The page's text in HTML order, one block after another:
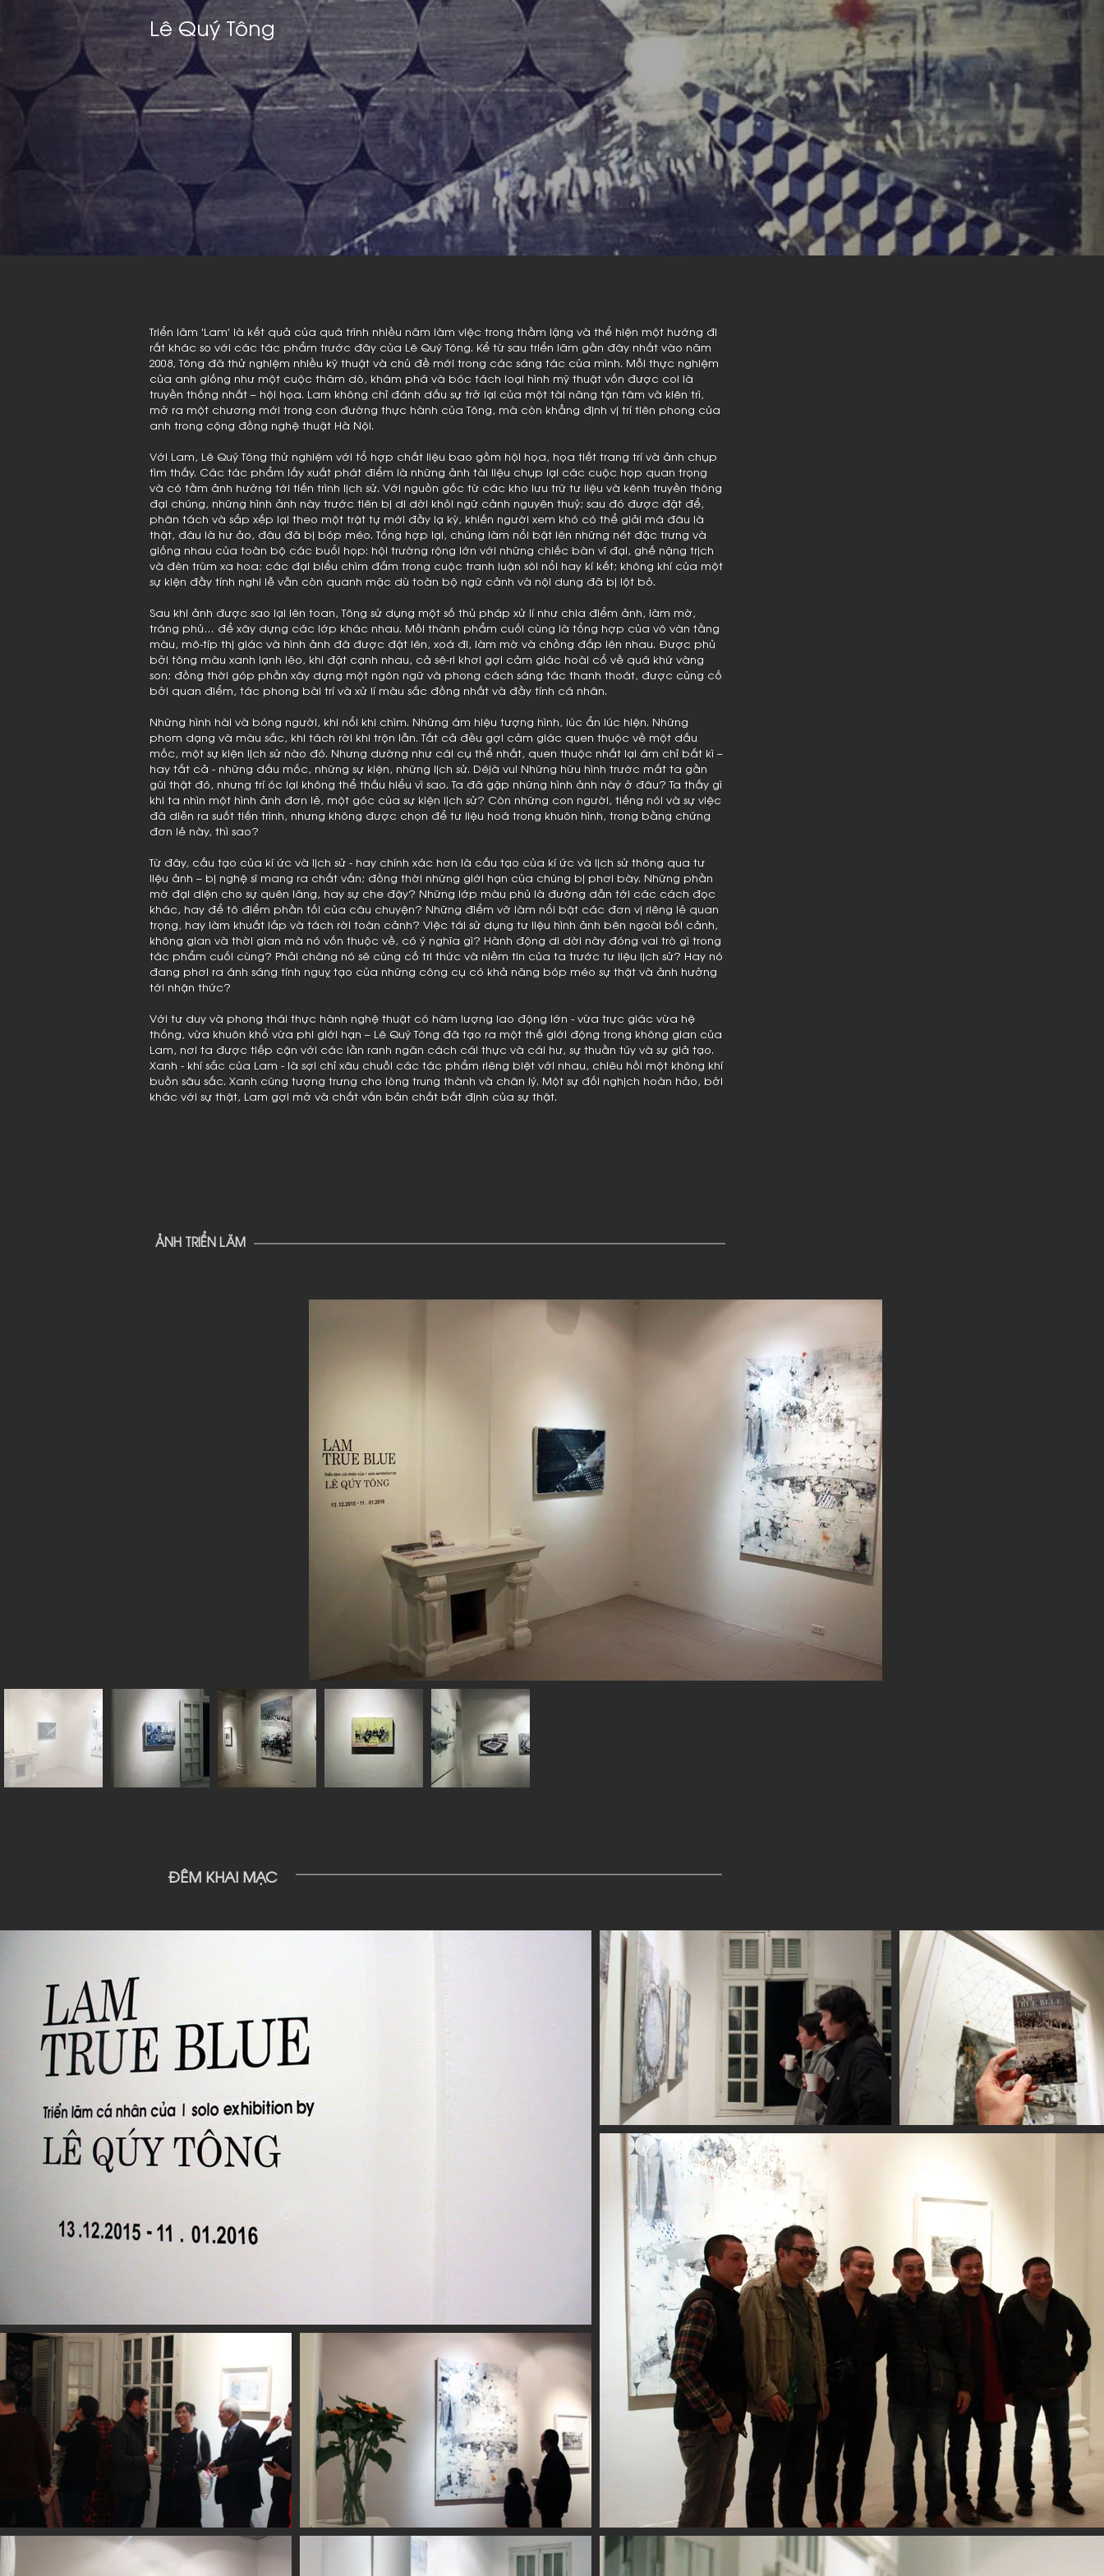
Lê Quý Tông
Triển lãm 'Lam' là kết quả của quá trình nhiều năm làm việc trong thầm lặng và thể hiện một hướng đi
rất khác so với các tác phẩm trước đây của Lê Quý Tông. Kể từ sau triển lãm gần đây nhất vào năm
2008, Tông đã thử nghiệm nhiều kỹ thuật và chủ đề mới trong các sáng tác của mình. Mỗi thực nghiệm
của anh giống như một cuộc thăm dò, khám phá và bóc tách loại hình mỹ thuật vốn được coi là
truyền thống nhất – hội họa. Lam không chỉ đánh dấu sự trở lại của một tài năng tận tâm và kiên trì,
mở ra một chương mới trong con đường thực hành của Tông, mà còn khẳng định vị trí tiên phong của
anh trong cộng đồng nghệ thuật Hà Nội.
Với Lam, Lê Quý Tông thử nghiệm với tổ hợp chất liệu bao gồm hội họa, họa tiết trang trí và ảnh chụp
tìm thấy. Các tác phẩm lấy xuất phát điểm là những ảnh tài liệu chụp lại các cuộc họp quan trọng
và có tầm ảnh hưởng tới tiến trình lịch sử. Với nguồn gốc từ các kho lưu trữ tư liệu và kênh truyền thông
đại chúng, những hình ảnh này trước tiên bị di dời khỏi ngữ cảnh nguyên thuỷ; sau đó được đặt để,
phân tách và sắp xếp lại theo một trật tự mới đầy lạ kỳ, khiến người xem khó có thể giải mã đâu là
thật, đâu là hư ảo, đâu đã bị bóp méo. Tổng hợp lại, chúng làm nổi bật lên những nét đặc trưng và
giống nhau của toàn bộ các buổi họp: hội trường rộng lớn với những chiếc bàn vĩ đại, ghế nặng trịch
và đèn trùm xa hoa; các đại biểu chìm đắm trong cuộc tranh luận sôi nổi hay kí kết; không khí của một
sự kiện đầy tính nghi lễ vẫn còn quanh mặc dù toàn bộ ngữ cảnh và nội dung đã bị lột bỏ.
Sau khi ảnh được sao lại lên toan, Tông sử dụng một số thủ pháp xử lí như chia điểm ảnh, làm mờ,
tráng phủ… để xây dựng các lớp khác nhau. Mỗi thành phẩm cuối cùng là tổng hợp của vô vàn tầng
màu, mô-típ thị giác và hình ảnh đã được đặt lên, xoá đi, làm mờ và chồng đắp lên nhau. Được phủ
bởi tông màu xanh lạnh lẽo, khi đặt cạnh nhau, cả sê-ri khơi gợi cảm giác hoài cổ về quá khứ vàng
son; đồng thời góp phần xây dựng một ngôn ngữ và phong cách sáng tác thanh thoát, được củng cố
bởi quan điểm, tác phong bài trí và xử lí màu sắc đồng nhất và đầy tính cá nhân.
Những hình hài và bóng người, khi nổi khi chìm. Những ám hiệu tượng hình, lúc ẩn lúc hiện. Những
phom dạng và màu sắc, khi tách rời khi trộn lẫn. Tất cả đều gợi cảm giác quen thuộc về một dấu
mốc, một sự kiện lịch sử nào đó. Nhưng dường như cái cụ thể nhất, quen thuộc nhất lại ám chỉ bất kì –
hay tất cả - những dấu mốc, những sự kiện, những lịch sử. Déjà vu! Những hữu hình trước mắt ta gần
gũi thật đó, nhưng trí óc lại không thể thấu hiểu vì sao. Ta đã gặp những hình ảnh này ở đâu? Ta thấy gì
khi ta nhìn một hình ảnh đơn lẻ, một góc của sự kiện lịch sử? Còn những con người, tiếng nói và sự việc
đã diễn ra suốt tiến trình, nhưng không được chọn để tư liệu hoá trong khuôn hình, trong bằng chứng
đơn lẻ này, thì sao?
Từ đây, cấu tạo của kí ức và lịch sử - hay chính xác hơn là cấu tạo của kí ức và lịch sử thông qua tư
liệu ảnh – bị nghệ sĩ mang ra chất vấn; đồng thời những giới hạn của chúng bị phơi bày. Những phần
mờ đại diện cho sự quên lãng, hay sự che đậy? Những lớp màu phủ là đường dẫn tới các cách đọc
khác, hay để tô điểm phần tối của câu chuyện? Những điểm vỡ làm nổi bật các đơn vị riêng lẻ quan
trọng, hay làm khuất lấp và tách rời toàn cảnh? Việc tái sử dụng tư liệu hình ảnh bên ngoài bối cảnh,
không gian và thời gian mà nó vốn thuộc về, có ý nghĩa gì? Hành động di dời này đóng vai trò gì trong
tác phẩm cuối cùng? Phải chăng nó sẽ củng cố tri thức và niềm tin của ta trước tư liệu lịch sử? Hay nó
đang phơi ra ánh sáng tính nguỵ tạo của những công cụ có khả năng bóp méo sự thật và ảnh hưởng
tới nhận thức?
Với tư duy và phong thái thực hành nghệ thuật có hàm lượng lao động lớn - vừa trực giác vừa hệ
thống, vừa khuôn khổ vừa phi giới hạn – Lê Quý Tông đã tạo ra một thế giới động trong không gian của
Lam, nơi ta được tiếp cận với các lằn ranh ngăn cách cái thực và cái hư, sự thuần túy và sự giả tạo.
Xanh - khí sắc của Lam - là sợi chỉ xâu chuỗi các tác phẩm riêng biệt với nhau, chiêu hồi một không khí
buồn sâu sắc. Xanh cũng tượng trưng cho lòng trung thành và chân lý. Một sự đối nghịch hoàn hảo, bởi
khác với sự thật, Lam gợi mở và chất vấn bản chất bất định của sự thật.
​ẢNH TRIỂN LÃM
ĐÊM KHAI MẠC